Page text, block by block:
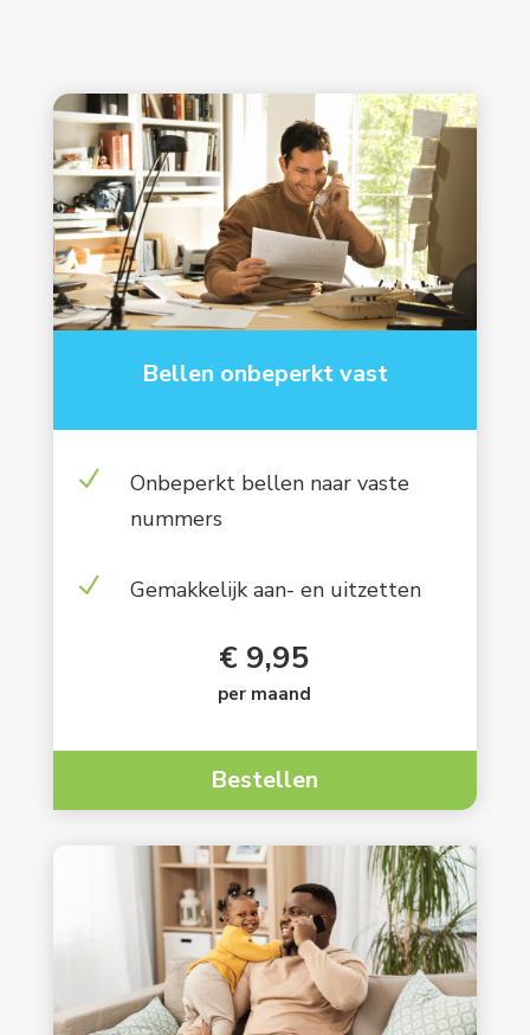
Bellen onbeperkt vast
N
Onbeperkt bellen naar vaste
nummers
N Gemakkelijk aan- en uitzetten
€ 9,95
per maand
Bestellen